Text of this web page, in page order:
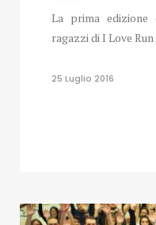
La prima edizione
ragazzi di I Love
25 Luglio 2016